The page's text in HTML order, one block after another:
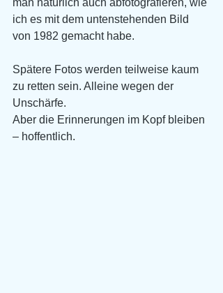
man natürlich auch abfotografieren, wie
ich es mit dem untenstehenden Bild
von 1982 gemacht habe.
Spätere Fotos werden teilweise kaum
zu retten sein. Alleine wegen der
Unschärfe.
Aber die Erinnerungen im Kopf bleiben
– hoffentlich.